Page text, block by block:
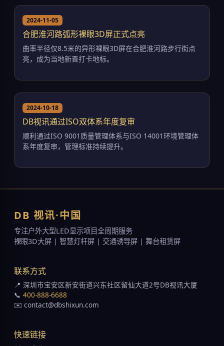
2024-11-05
合肥淮河路弧形裸眼3D屏正式点亮
曲率半径仅8.5米的异形裸眼3D屏在合肥淮河路步行街点
亮，成为当地新晋打卡地标。
2024-10-18
DB视讯通过ISO双体系年度复审
顺利通过ISO 9001质量管理体系与ISO 14001环境管理体
系年度复审，管理标准持续提升。
DB 视讯·中国
专注户外大型LED显示项目全周期服务
裸眼3D大屏 | 智慧灯杆屏 | 交通诱导屏 | 舞台租赁屏
联系方式
📍 深圳市宝安区新安街道兴东社区留仙大道2号DB视讯大厦
📞 400-888-6688
✉️ contact@dbshixun.com
快速链接